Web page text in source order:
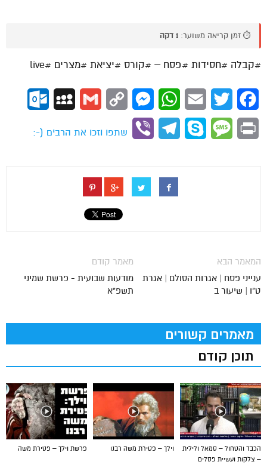
⏱️ זמן קריאה משוער: 1 דקה
#קבלה #חסידות #פסח – #קורס #יציאת #מצרים #live
Facebook
Twitter
Email
WhatsApp
Messenger
Copy
Gmail
MySpace
Print
Message
Skype
Telegram
Viber
שתפו וזכו את הרבים (-:
מאמר קודם
מודעות שבועית - פרשת שמיני
תשפ"א
המאמר הבא
ענייני פסח | אגרות הסולם | אגרת
ט"ו | שיעור ב
מאמרים קשורים
תוכן קודם
פרשת וילך – פטירת משה וילך – פטירת משה רבנו
הכבד והטחול – סמאל ולילית
– צלקות ועשיית פסלים